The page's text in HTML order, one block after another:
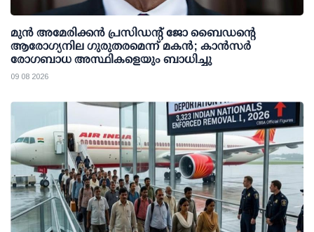
മുന്‍ അമേരിക്കന്‍ പ്രസിഡന്റ് ജോ ബൈഡന്റെ
ആരോഗ്യനില ഗുരുതരമെന്ന് മകന്‍; കാന്‍സര്‍
രോഗബാധ അസ്ഥികളെയും ബാധിച്ചു
09 08 2026